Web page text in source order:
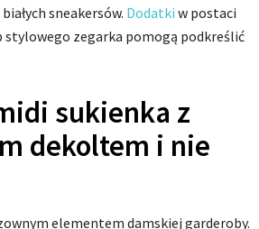
sneakersów. Dodatki w postaci
zegarka pomogą podkreślić
sukienka z
dekoltem i nie
elementem damskiej garderoby.